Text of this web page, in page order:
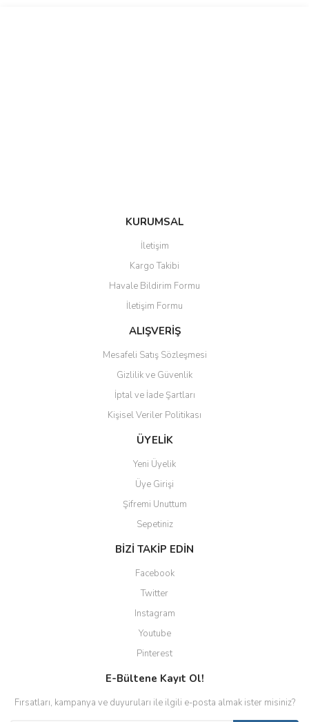
Gönder
KURUMSAL
İletişim
Kargo Takibi
Havale Bildirim Formu
İletişim Formu
ALIŞVERİŞ
Mesafeli Satış Sözleşmesi
Gizlilik ve Güvenlik
İptal ve İade Şartları
Kişisel Veriler Politikası
ÜYELİK
Yeni Üyelik
Üye Girişi
Şifremi Unuttum
Sepetiniz
BİZİ TAKİP EDİN
Facebook
Twitter
Instagram
Youtube
Pinterest
E-Bültene Kayıt Ol!
Fırsatları, kampanya ve duyuruları ile ilgili e-posta almak ister misiniz?